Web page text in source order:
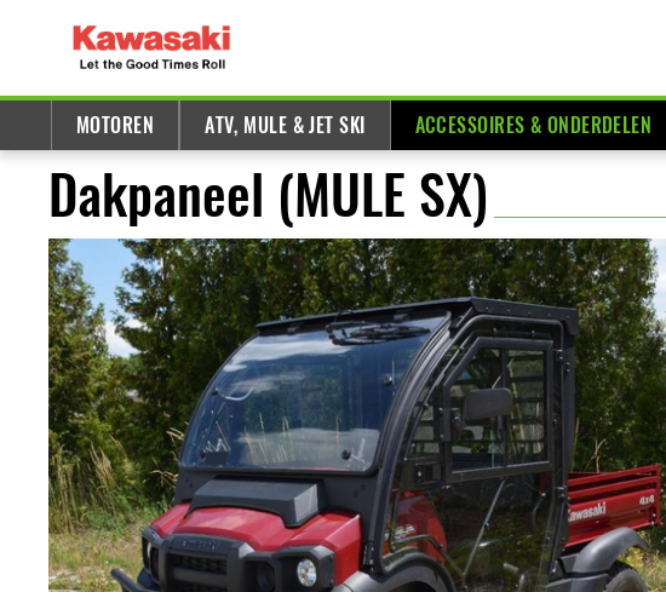
MOTOREN ATV, MULE & JET SKI ACCESSOIRES & ONDERDELEN
Dakpaneel (MULE SX)